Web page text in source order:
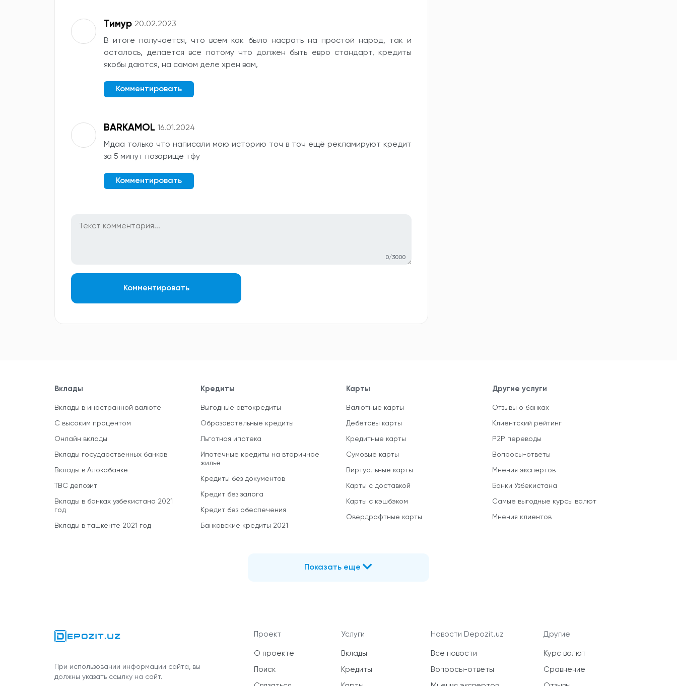
Тимур 20.02.2023
В итоге получается, что всем как было насрать на простой народ, так и
осталось, делается все потому что должен быть евро стандарт, кредиты
якобы даются, на самом деле хрен вам,
Комментировать
BARKAMOL 16.01.2024
Мдаа только что написали мою историю точ в точ ещё рекламируют кредит
за 5 минут позорище тфу
Комментировать
0/3000
Комментировать
Вклады
Вклады в иностранной валюте
С высоким процентом
Онлайн вклады
Вклады государственных банков
Вклады в Алокабанке
TBC депозит
Вклады в банках узбекистана 2021
год
Вклады в ташкенте 2021 год
Кредиты
Выгодные автокредиты
Образовательные кредиты
Льготная ипотека
Ипотечные кредиты на вторичное
жильё
Кредиты без документов
Кредит без залога
Кредит без обеспечения
Банковские кредиты 2021
Карты
Валютные карты
Дебетовы карты
Кредитные карты
Сумовые карты
Виртуальные карты
Карты с доставкой
Карты с кэшбэком
Овердрафтные карты
Другие услуги
Отзывы о банках
Клиентский рейтинг
P2P переводы
Вопросы-ответы
Мнения экспертов
Банки Узбекистана
Самые выгодные курсы валют
Мнения клиентов
Показать еще
При использовании информации сайта, вы
должны указать ссылку на сайт.
Проект
О проекте
Поиск
Услуги
Вклады
Кредиты
Новости Depozit.uz
Все новости
Вопросы-ответы
Другие
Курс валют
Сравнение